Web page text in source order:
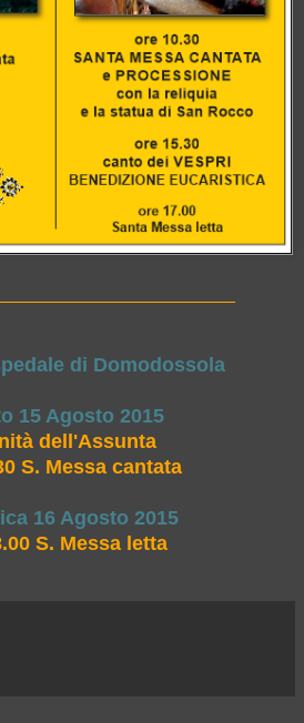
di Domodossola
15 Agosto 2015
dell'Assunta
S. Messa cantata
16 Agosto 2015
S. Messa letta